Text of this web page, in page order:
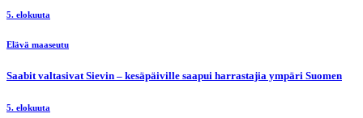
5. elokuuta
Elävä maaseutu
Saabit valtasivat Sievin – kesäpäiville saapui harrastajia ympäri Suomen
5. elokuuta